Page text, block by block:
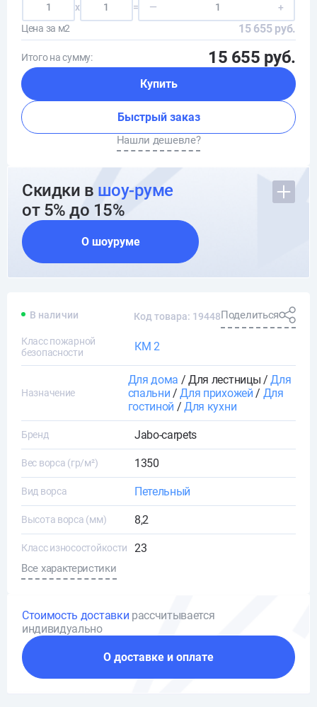
x = —
+
Цена за м2
15 655 руб.
Итого на сумму: 15 655 руб.
Купить
Быстрый заказ
Нашли дешевле?
Скидки в шоу-руме
от 5% до 15%
О шоуруме
В наличии Код товара: 19448Поделиться
Класс пожарной
безопасности
КМ 2
Назначение
Для дома / Для лестницы /Для
спальни /Для прихожей / Для
гостиной /Для кухни
Бренд Jabo-carpets
Вес ворса (гр/м²) 1350
Вид ворса Петельный
Высота ворса (мм) 8,2
Класс износостойкости 23
Все характеристики
Стоимость доставки рассчитывается
индивидуально
О доставке и оплате